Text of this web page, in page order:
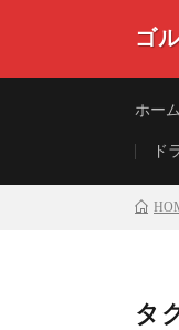
ゴ
ホーム
ド
タ